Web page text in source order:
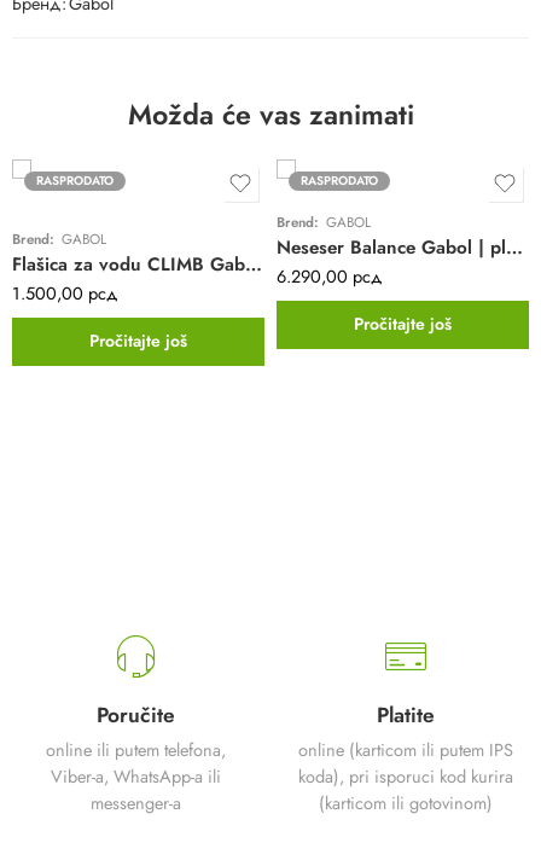
Možda će vas zanimati
RASPRODATO
Brend: GABOL
Flašica za vodu CLIMB Gabol | 600ml | zakačka | BPA free
1.500,00 рсд
Pročitajte još
RASPRODATO
Brend: GABOL
Neseser Balance Gabol | plavi | ABS
6.290,00 рсд
Pročitajte još
Poručite
online ili putem telefona,
Viber-a, WhatsApp-a ili
messenger-a
Platite
online (karticom ili putem IPS
koda), pri isporuci kod kurira
(karticom ili gotovinom)